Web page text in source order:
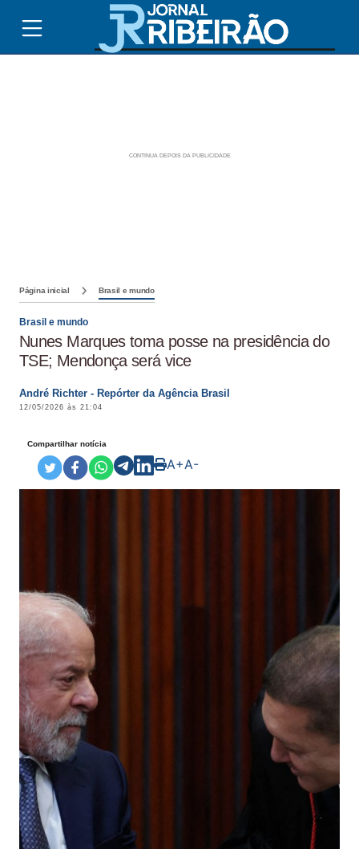
Página inicial Brasil e mundo
Brasil e mundo
Nunes Marques toma posse na presidência do
TSE; Mendonça será vice
André Richter - Repórter da Agência Brasil
12/05/2026 às 21:04
Compartilhar notícia
A+A-